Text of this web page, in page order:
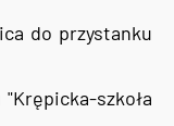
do przystanku
szkoła